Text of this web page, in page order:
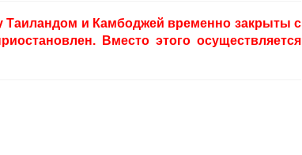
Таиландом и Камбоджей временно закрыты с
Вместо этого осуществляется